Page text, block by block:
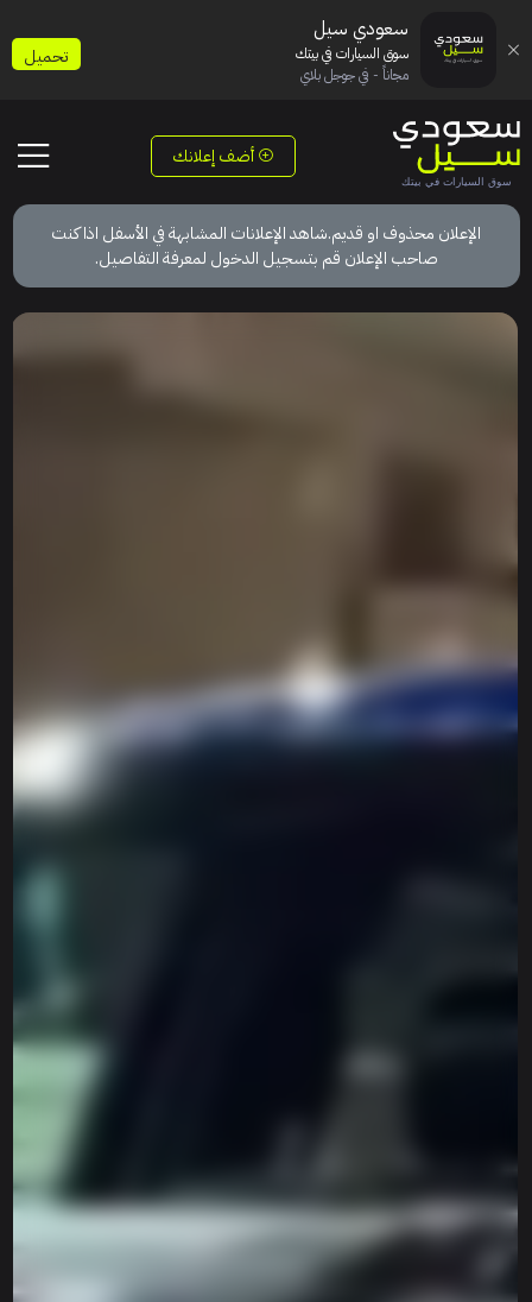
أضف إعلانك
الإعلان محذوف او قديم.شاهد الإعلانات المشابهة في الأسفل اذا كنت
صاحب الإعلان قم بتسجيل الدخول لمعرفة التفاصيل.
سعودي سيل
سوق السيارات في بيتك
مجاناً - في جوجل بلاي
تحميل